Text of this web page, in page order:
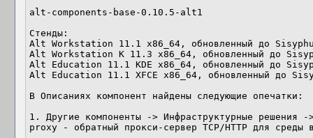
alt-components-base-0.10.5-alt1
Стенды:
Alt Workstation 11.1 x86_64, обновленный до
Alt Workstation K 11.3 x86_64, обновленный до
Alt Education 11.1 KDE x86_64, обновленный до
Alt Education 11.1 XFCE x86_64, обновленный до
В Описаниях компонент найдены следующие опечатки:
1. Другие компоненты -> Инфраструктурные решения
proxy - обратный прокси-сервер TCP/HTTP для среды